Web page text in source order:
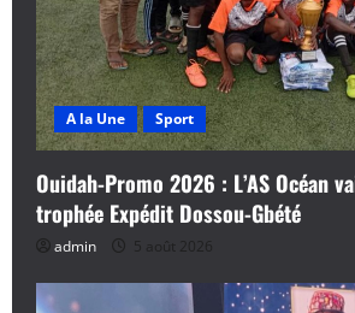
A la Une Sport
Ouidah-Promo 2026 : L’AS Océan
trophée Expédit Dossou-Gbété
admin 5 août 2026